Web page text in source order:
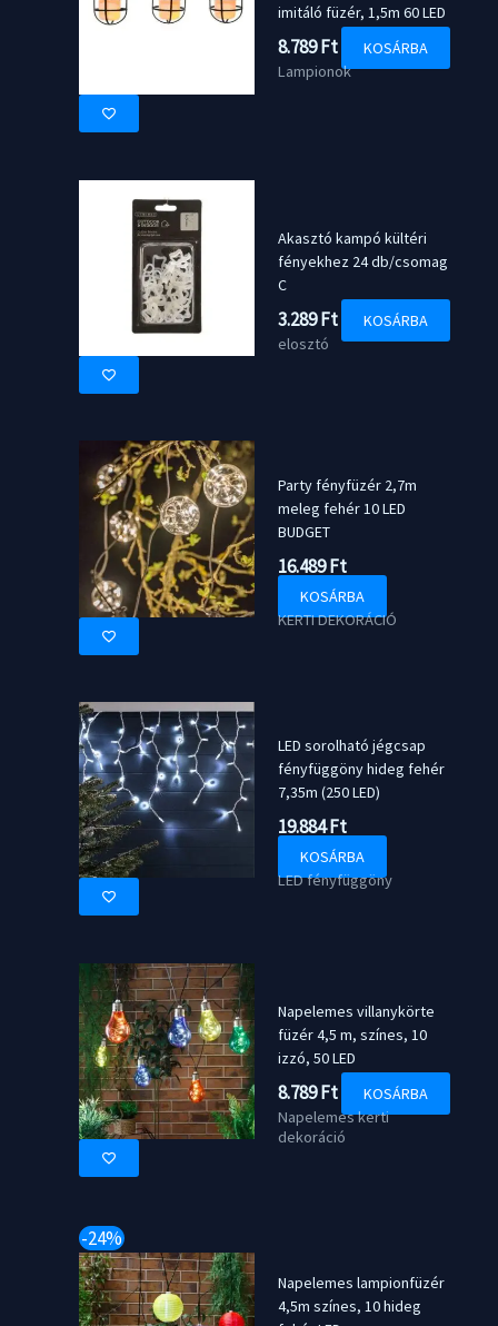
imitáló füzér, 1,5m 60 LED
8.789Ft
KOSÁRBA
Lampionok
Akasztó kampó kültéri
fényekhez 24 db/csomag
C
3.289Ft
KOSÁRBA
elosztó
Party fényfüzér 2,7m
meleg fehér 10 LED
BUDGET
16.489Ft
KOSÁRBA
KERTI DEKORÁCIÓ
LED sorolható jégcsap
fényfüggöny hideg fehér
7,35m (250 LED)
19.884Ft
KOSÁRBA
LED fényfüggöny
Napelemes villanykörte
füzér 4,5 m, színes, 10
izzó, 50 LED
8.789Ft
KOSÁRBA
Napelemes kerti
dekoráció
-24%
Napelemes lampionfüzér
4,5m színes, 10 hideg